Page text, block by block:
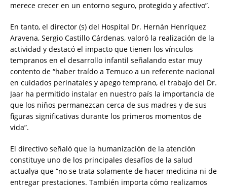
merece crecer en un entorno seguro, protegido y afectivo”.
En tanto, el director (s) del Hospital Dr. Hernán Henríquez
Aravena, Sergio Castillo Cárdenas, valoró la realización de la
actividad y destacó el impacto que tienen los vínculos
tempranos en el desarrollo infantil señalando estar muy
contento de “haber traído a Temuco a un referente nacional
en cuidados perinatales y apego temprano, el trabajo del Dr.
Jaar ha permitido instalar en nuestro país la importancia de
que los niños permanezcan cerca de sus madres y de sus
figuras significativas durante los primeros momentos de
vida”.
El directivo señaló que la humanización de la atención
constituye uno de los principales desafíos de la salud
actualya que “no se trata solamente de hacer medicina ni de
entregar prestaciones. También importa cómo realizamos